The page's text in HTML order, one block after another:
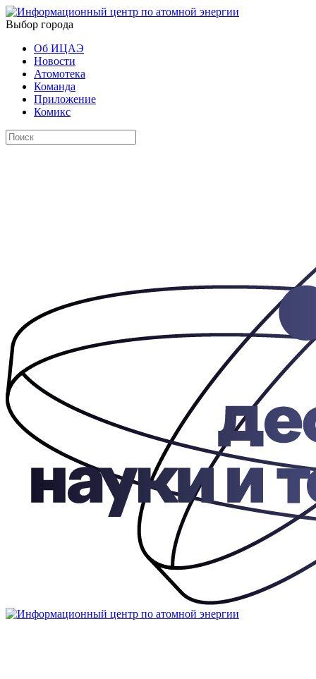
Выбор города
Об ИЦАЭ
Новости
Атомотека
Команда
Приложение
Комикс